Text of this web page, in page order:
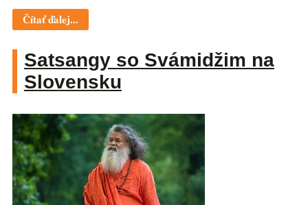
Čítať ďalej...
Satsangy so Svámidžim na
Slovensku